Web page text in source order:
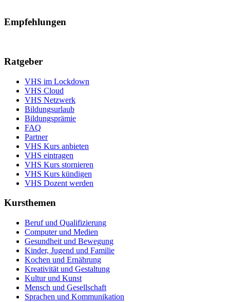
Empfehlungen
Ratgeber
VHS im Lockdown
VHS Cloud
VHS Netzwerk
Bildungsurlaub
Bildungsprämie
FAQ
Partner
VHS Kurs anbieten
VHS eintragen
VHS Kurs stornieren
VHS Kurs kündigen
VHS Dozent werden
Kursthemen
Beruf und Qualifizierung
Computer und Medien
Gesundheit und Bewegung
Kinder, Jugend und Familie
Kochen und Ernährung
Kreativität und Gestaltung
Kultur und Kunst
Mensch und Gesellschaft
Sprachen und Kommunikation